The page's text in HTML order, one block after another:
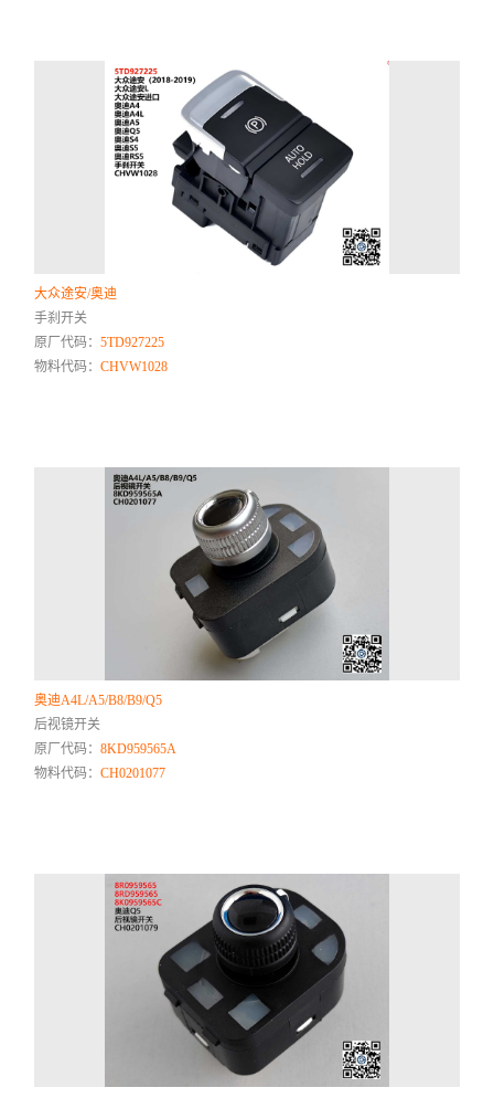
大众途安/奥迪
手刹开关
原厂代码：5TD927225
物料代码：CHVW1028
奥迪A4L/A5/B8/B9/Q5
后视镜开关
原厂代码：8KD959565A
物料代码：CH0201077